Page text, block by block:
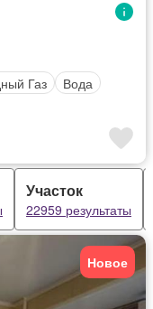
Газ
Вода
Участок
22959 результаты
Новое